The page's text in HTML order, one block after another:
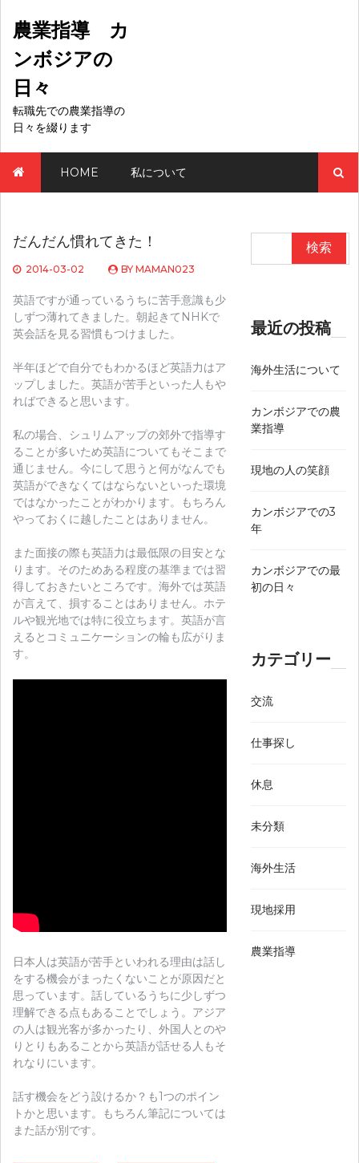
content
農業指導 カ
ンボジアの
日々
転職先での農業指導の
日々を綴ります
HOME 私について
だんだん慣れてきた！
2014-03-02 BY MAMAN023
英語ですが通っているうちに苦手意識も少
しずつ薄れてきました。朝起きてNHKで
英会話を見る習慣もつけました。
半年ほどで自分でもわかるほど英語力はア
ップしました。英語が苦手といった人もや
ればできると思います。
私の場合、シュリムアップの郊外で指導す
ることが多いため英語についてもそこまで
通じません。今にして思うと何がなんでも
英語ができなくてはならないといった環境
ではなかったことがわかります。もちろん
やっておくに越したことはありません。
また面接の際も英語力は最低限の目安とな
ります。そのためある程度の基準までは習
得しておきたいところです。海外では英語
が言えて、損することはありません。ホテ
ルや観光地では特に役立ちます。英語が言
えるとコミュニケーションの輪も広がりま
す。
日本人は英語が苦手といわれる理由は話し
をする機会がまったくないことが原因だと
思っています。話しているうちに少しずつ
理解できる点もあることでしょう。アジア
の人は観光客が多かったり、外国人とのや
りとりもあることから英語が話せる人もそ
れなりにいます。
話す機会をどう設けるか？も1つのポイン
トかと思います。もちろん筆記については
また話が別です。
最近の投稿
海外生活について
カンボジアでの農
業指導
現地の人の笑顔
カンボジアでの3
年
カンボジアでの最
初の日々
カテゴリー
交流
仕事探し
休息
未分類
海外生活
現地採用
農業指導